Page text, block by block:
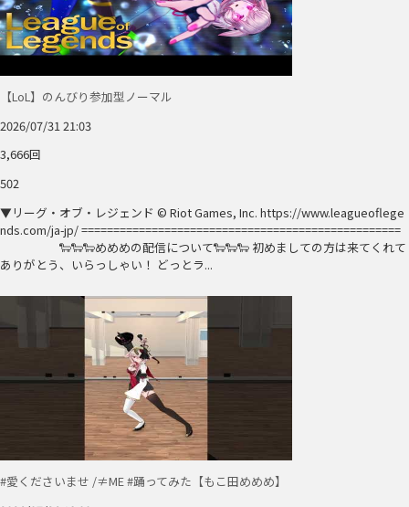
【LoL】のんびり参加型ノーマル
2026/07/31 21:03
3,666回
502
▼リーグ・オブ・レジェンド © Riot Games, Inc. https://www.leagueoflege
nds.com/ja-jp/ ==================================================
🐑🐑🐑めめめの配信について🐑🐑🐑 初めましての方は来てくれて
ありがとう、いらっしゃい！ どっとラ...
#愛くださいませ /≠ME #踊ってみた【もこ田めめめ】